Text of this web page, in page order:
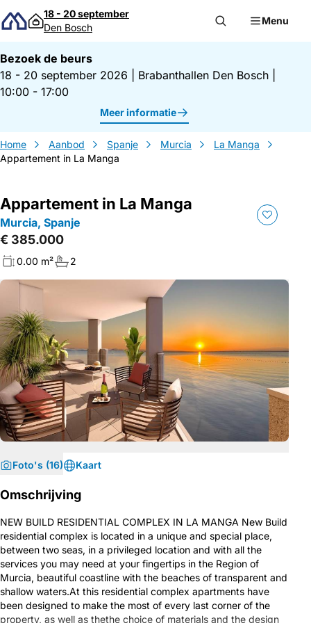
Direct naar inhoud
18 - 20 september
Den Bosch
Menu
Bezoek de beurs
18 - 20 september 2026
Brabanthallen Den Bosch
10:00 - 17:00
Meer informatie
Home Aanbod Spanje Murcia
La Manga
Appartement in La Manga
Appartement in La Manga
Murcia, Spanje
€ 385.000
0.00 m² 2
Foto's (16) Kaart
Omschrijving
NEW BUILD RESIDENTIAL COMPLEX IN LA MANGA New Build
residential complex is located in a unique and special place,
between two seas, in a privileged location and with all the
services you may need at your fingertips in the Region of
Murcia, beautiful coastline with the beaches of transparent and
shallow waters.At this residential complex apartments have
been designed to make the most of every last corner of the
property, as well as thethe choice of materials and the design